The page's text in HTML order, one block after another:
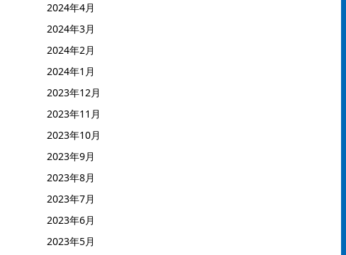
2024年4月
2024年3月
2024年2月
2024年1月
2023年12月
2023年11月
2023年10月
2023年9月
2023年8月
2023年7月
2023年6月
2023年5月